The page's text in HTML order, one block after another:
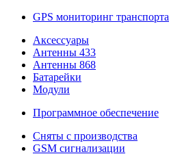
GPS мониторинг транспорта
Аксессуары
Антенны 433
Антенны 868
Батарейки
Модули
Программное обеспечение
Сняты с производства
GSM сигнализации